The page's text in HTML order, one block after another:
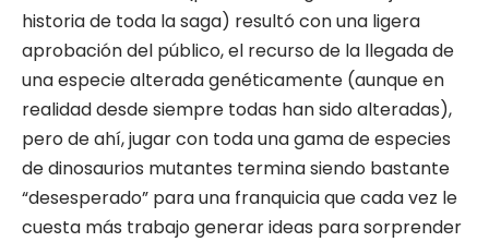
historia de toda la saga) resultó con una ligera
aprobación del público, el recurso de la llegada de
una especie alterada genéticamente (aunque en
realidad desde siempre todas han sido alteradas),
pero de ahí, jugar con toda una gama de especies
de dinosaurios mutantes termina siendo bastante
“desesperado” para una franquicia que cada vez le
cuesta más trabajo generar ideas para sorprender